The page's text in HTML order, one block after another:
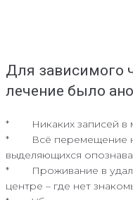
Для зависимого
лечение было
* Никаких записей в
* Всё перемещение
выделяющихся
* Проживание в
центре – где нет